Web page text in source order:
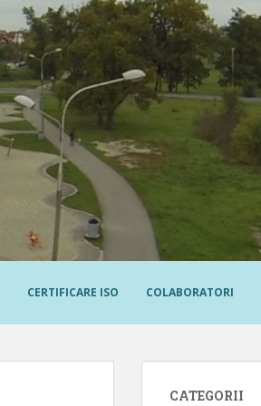
CERTIFICARE ISO COLABORATORI
CATEGORII